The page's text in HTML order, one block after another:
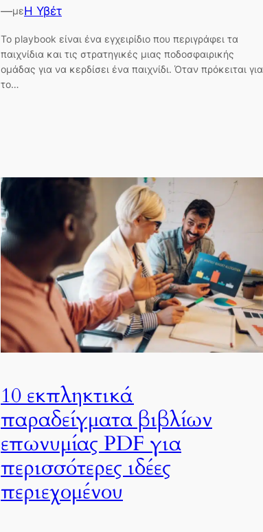
—μεΗ Υβέτ
Το playbook είναι ένα εγχειρίδιο που περιγράφει τα
παιχνίδια και τις στρατηγικές μιας ποδοσφαιρικής
ομάδας για να κερδίσει ένα παιχνίδι. Όταν πρόκειται για
το…
10 εκπληκτικά
παραδείγματα βιβλίων
επωνυμίας PDF για
περισσότερες ιδέες
περιεχομένου